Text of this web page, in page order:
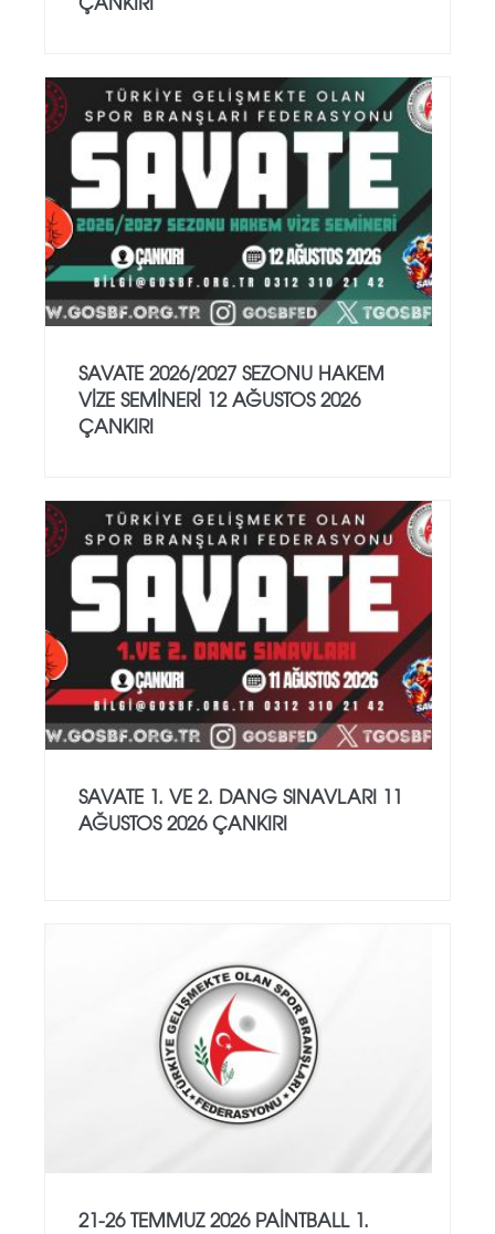
SAVATE 2026/2027 SEZONU HAKEM
VİZE SEMİNERİ 12 AĞUSTOS 2026
ÇANKIRI
SAVATE 1. VE 2. DANG SINAVLARI 11
AĞUSTOS 2026 ÇANKIRI
21-26 TEMMUZ 2026 PAİNTBALL 1.